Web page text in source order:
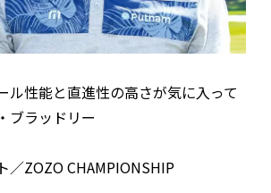
ル性能と直進性の高さが気に入って
ブラッドリー
／ZOZO CHAMPIONSHIP